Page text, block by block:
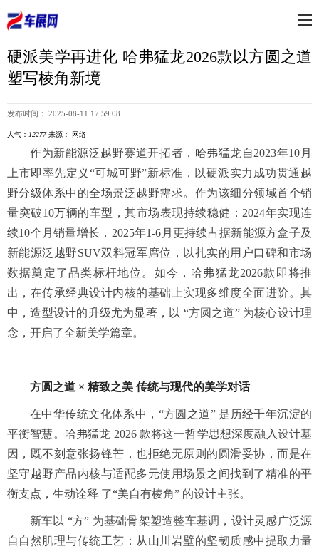
硬派美学再进化 哈弗猛龙2026款以方圆之道
塑写棱角新境
发布时间： 2025-08-11 17:59:08
人气： 12277 来源： 网络
作为新能源泛越野赛道开拓者，哈弗猛龙自2023年10月
上市即率先定义“可城可野”新标准，以硬派实力成功贯通越
野分级体系中的全场景泛越野需求。作为该细分领域首个销
量突破10万辆的车型，其市场表现持续稳健：2024年实现连
续10个月销量增长，2025年1-6月更持续占据新能源方盒子及
新能源泛越野SUV双料冠军席位，以扎实的用户口碑和市场
数据奠定了品类标杆地位。如今，哈弗猛龙2026款即将推
出，在传承经典设计内核的基础上实现多维度全面进阶。其
中，造型设计的升级尤为显著，以 “方圆之道” 为核心设计理
念，开启了全新美学篇章。
方圆之道 × 精致之美 传统与现代的美学对话
在中华传统文化体系中，“方圆之道” 是历经千年沉淀的
平衡智慧。哈弗猛龙 2026 款将这一哲学思想深度融入设计基
因，既不刻意张扬锋芒，也拒绝无原则的圆滑妥协，而是在
坚守越野产品内核与适配多元使用场景之间找到了精准的平
衡支点，生动诠释 了“美自有棱角” 的设计主张。
新车以 “方” 为基础骨架塑造整车基调，设计灵感广泛源
自自然肌理与传统工艺：从山川岩壁的坚韧质感中提取力量